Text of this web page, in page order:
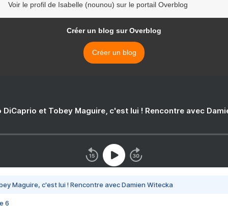
Voir le profil de Isabelle (nounou) sur le portail Overblog
Créer un blog sur Overblog
Créer un blog
DiCaprio et Tobey Maguire, c'est lui ! Rencontre avec
Maguire, c'est lui ! Rencontre avec Damien Witecka
6